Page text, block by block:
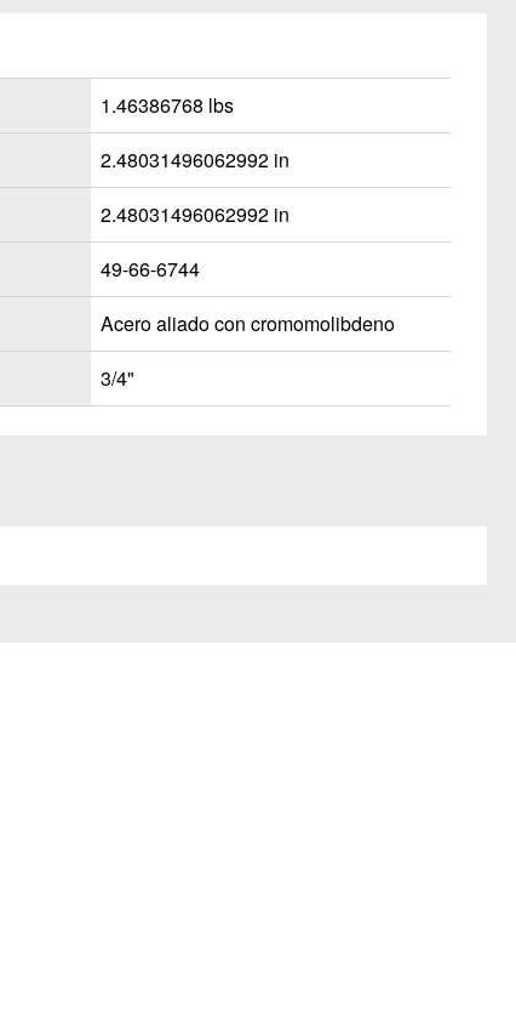
1.46386768 lbs
2.48031496062992 in
2.48031496062992 in
49-66-6744
Acero aliado con cromomolibdeno
3/4"